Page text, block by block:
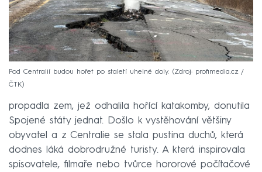
Pod Centralií budou hořet po staletí uhelné doly.
Zdroj: profimedia.cz /
ČTK
propadla zem, jež odhalila hořící katakomby, donutila
Spojené státy jednat. Došlo k vystěhování většiny
obyvatel a z Centralie se stala pustina duchů, která
dodnes láká dobrodružné turisty. A která inspirovala
spisovatele, filmaře nebo tvůrce hororové počítačové